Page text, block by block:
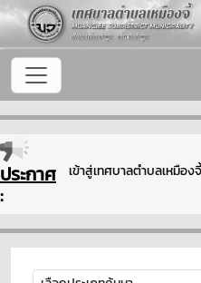
ประกาศ
:
ดีต้อนรับเข้าสู่เทศบาลตำบลเหมือง